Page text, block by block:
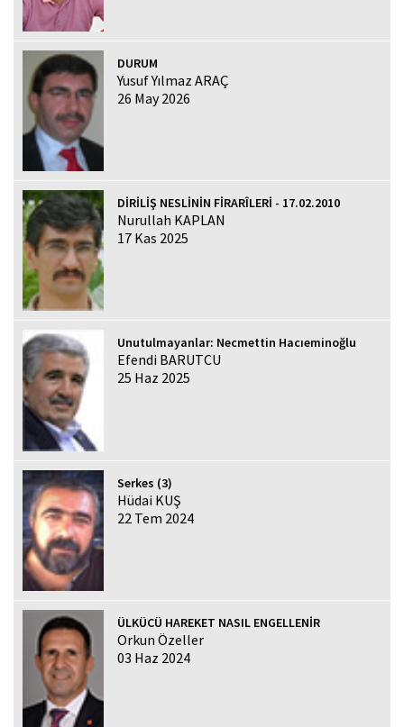
DURUM
Yusuf Yılmaz ARAÇ
26 May 2026
DİRİLİŞ NESLİNİN FİRARÎLERİ - 17.02.2010
Nurullah KAPLAN
17 Kas 2025
Unutulmayanlar: Necmettin Hacıeminoğlu
Efendi BARUTCU
25 Haz 2025
Serkes (3)
Hüdai KUŞ
22 Tem 2024
ÜLKÜCÜ HAREKET NASIL ENGELLENİR
Orkun Özeller
03 Haz 2024